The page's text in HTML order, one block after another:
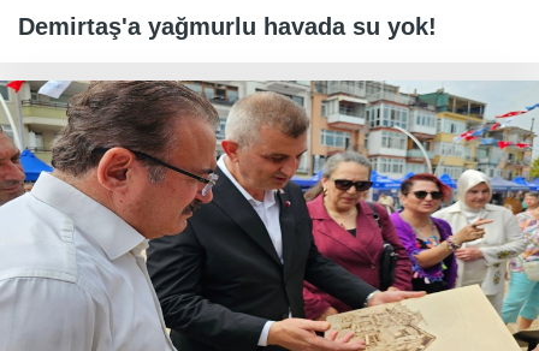
Demirtaş'a yağmurlu havada su yok!